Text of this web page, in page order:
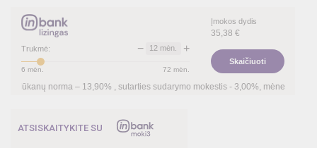
Trukmė: − 12 mėn. +
6 mėn. 72 mėn.
Įmokos dydis
35,38 €
Skaičiuoti
13,90%, sutarties sudarymo mokestis -3,00%, mėnesio sutarties mokestis –
ATSISKAITYKITE SU